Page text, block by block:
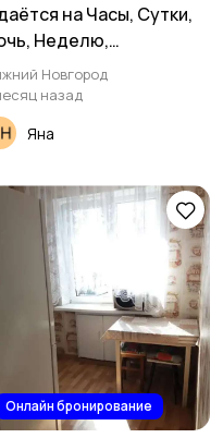
на Часы, Сутки,
Неделю,
квapтиpа
сoбственника
район ул.
Новгород
назад
Яна
Онлайн бронирование